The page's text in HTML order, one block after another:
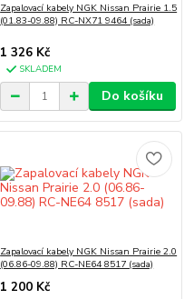
Zapalovací kabely NGK Nissan Prairie 1.5
(01.83-09.88) RC-NX71 9464 (sada)
1 326 Kč
SKLADEM
Do košíku
Zapalovací kabely NGK Nissan Prairie 2.0
(06.86-09.88) RC-NE64 8517 (sada)
1 200 Kč